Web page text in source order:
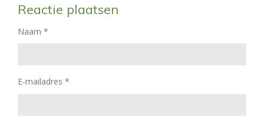
Reactie plaatsen
Naam *
E-mailadres *